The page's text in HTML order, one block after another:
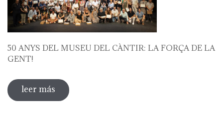
50 ANYS DEL MUSEU DEL CÀNTIR: LA FORÇA DE LA
GENT!
leer más sobre 50 anys del museu del càntir: la
força de la gent!